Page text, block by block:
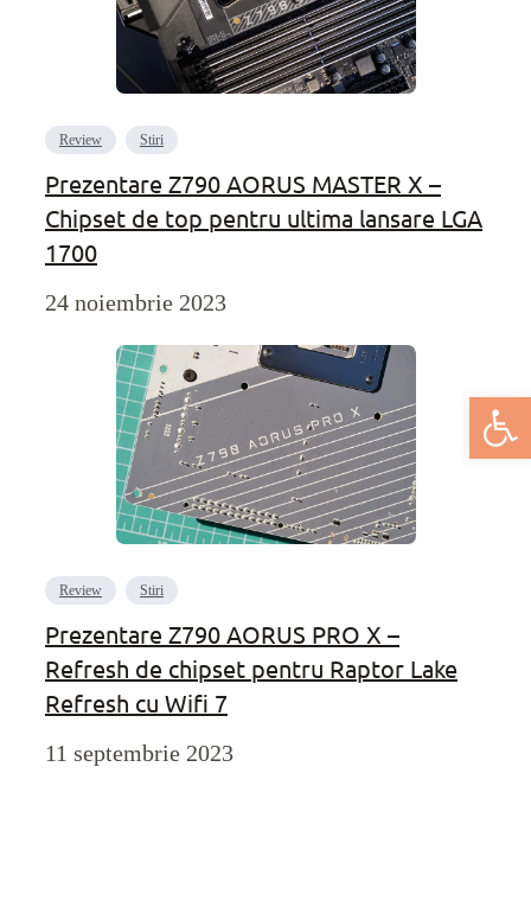
Deschide
Review Stiri
Prezentare Z790 AORUS MASTER X –
Chipset de top pentru ultima lansare LGA
1700
24 noiembrie 2023
Review Stiri
Prezentare Z790 AORUS PRO X –
Refresh de chipset pentru Raptor Lake
Refresh cu Wifi 7
11 septembrie 2023